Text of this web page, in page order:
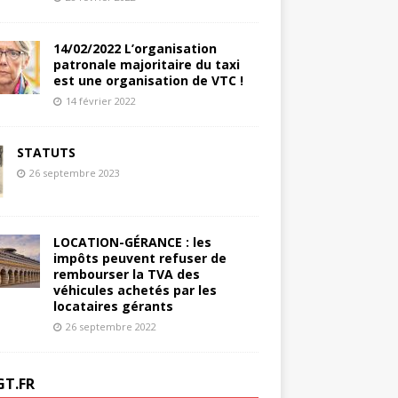
14/02/2022 L’organisation
patronale majoritaire du taxi
est une organisation de VTC !
14 février 2022
STATUTS
26 septembre 2023
LOCATION-GÉRANCE : les
impôts peuvent refuser de
rembourser la TVA des
véhicules achetés par les
locataires gérants
26 septembre 2022